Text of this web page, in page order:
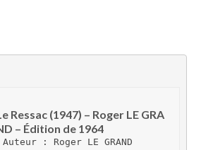
Ressac (1947) – Roger LE GRA
– Édition de 1964
Auteur : Roger LE GRAND